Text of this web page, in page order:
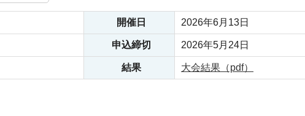
開催日 2026年6月13日
申込締切 2026年5月24日
結果 大会結果（pdf）